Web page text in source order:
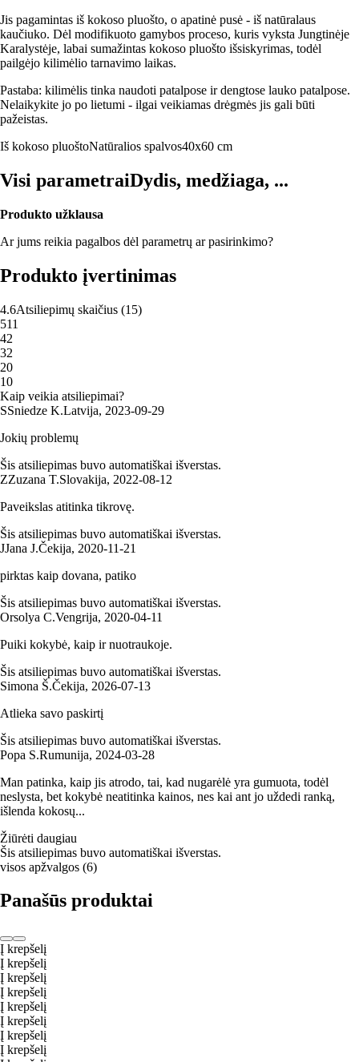
Jis pagamintas iš kokoso pluošto, o apatinė pusė - iš natūralaus
kaučiuko. Dėl modifikuoto gamybos proceso, kuris vyksta Jungtinėje
Karalystėje, labai sumažintas kokoso pluošto išsiskyrimas, todėl
pailgėjo kilimėlio tarnavimo laikas.
Pastaba: kilimėlis tinka naudoti patalpose ir dengtose lauko patalpose.
Nelaikykite jo po lietumi - ilgai veikiamas drėgmės jis gali būti
pažeistas.
Iš kokoso pluoštoNatūralios spalvos40x60 cm
Visi parametraiDydis, medžiaga, ...
Produkto užklausa
Ar jums reikia pagalbos dėl parametrų ar pasirinkimo?
Produkto įvertinimas
4.6Atsiliepimų skaičius (15)
511
42
32
20
10
Kaip veikia atsiliepimai?
SSniedze K.Latvija, 2023‑09‑29
Jokių problemų
Šis atsiliepimas buvo automatiškai išverstas.
ZZuzana T.Slovakija, 2022‑08‑12
Paveikslas atitinka tikrovę.
Šis atsiliepimas buvo automatiškai išverstas.
JJana J.Čekija, 2020‑11‑21
pirktas kaip dovana, patiko
Šis atsiliepimas buvo automatiškai išverstas.
Orsolya C.Vengrija, 2020‑04‑11
Puiki kokybė, kaip ir nuotraukoje.
Šis atsiliepimas buvo automatiškai išverstas.
Simona Š.Čekija, 2026‑07‑13
Atlieka savo paskirtį
Šis atsiliepimas buvo automatiškai išverstas.
Popa S.Rumunija, 2024‑03‑28
Man patinka, kaip jis atrodo, tai, kad nugarėlė yra gumuota, todėl
neslysta, bet kokybė neatitinka kainos, nes kai ant jo uždedi ranką,
išlenda kokosų...
Žiūrėti daugiau
Šis atsiliepimas buvo automatiškai išverstas.
visos apžvalgos (6)
Panašūs produktai
Į krepšelį
Į krepšelį
Į krepšelį
Į krepšelį
Į krepšelį
Į krepšelį
Į krepšelį
Į krepšelį